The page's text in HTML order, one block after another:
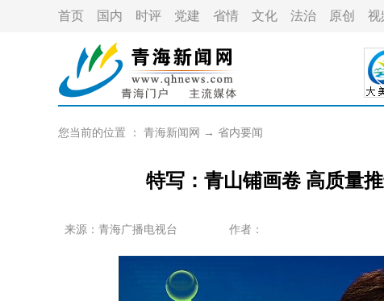
首页 国内 时评 党建 省情 文化 法治 原创 视
您当前的位置 ： 青海新闻网 → 省内要闻
特写：青山铺画卷 高质量
来源：青海广播电视台 作者：